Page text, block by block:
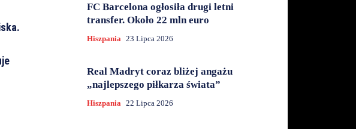
FC Barcelona ogłosiła drugi letni
transfer. Około 22 mln euro
Hiszpania 23 Lipca 2026
Real Madryt coraz bliżej angażu
„najlepszego piłkarza świata”
Hiszpania 22 Lipca 2026